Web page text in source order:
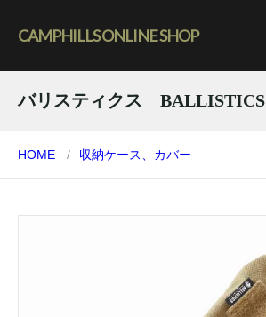
CAMPHILLS ONLINE SHOP
バリスティクス BALLISTICS
HOME 収納ケース、カバー